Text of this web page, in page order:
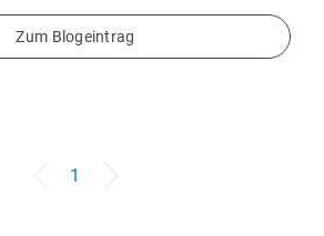
Zum Blogeintrag
1